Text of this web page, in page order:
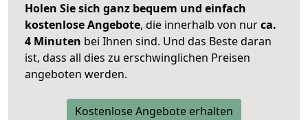
Holen Sie sich ganz bequem und einfach
kostenlose Angebote, die innerhalb von nurca.
4 Minuten bei Ihnen sind. Und das Beste daran
ist, dass all dies zu erschwinglichen Preisen
angeboten werden.
Kostenlose Angebote erhalten